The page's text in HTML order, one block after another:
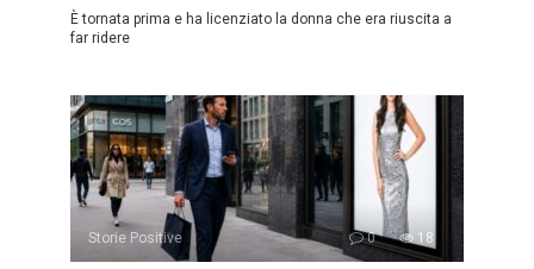
È tornata prima e ha licenziato la donna che era riuscita a
far ridere
Storie Positive 0 18